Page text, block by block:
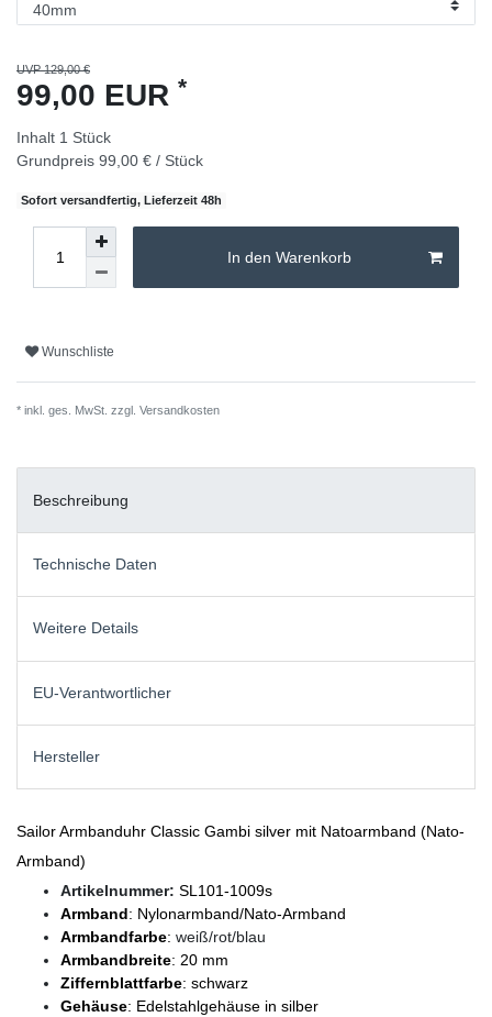
UVP 129,00 €
99,00 EUR *
Inhalt 1 Stück
Grundpreis 99,00 € / Stück
Sofort versandfertig, Lieferzeit 48h
In den Warenkorb
Wunschliste
* inkl. ges. MwSt. zzgl. Versandkosten
Beschreibung
Technische Daten
Weitere Details
EU-Verantwortlicher
Hersteller
Sailor Armbanduhr Classic Gambi silver mit Natoarmband (Nato-
Armband)
Artikelnummer: SL101-1009s
Armband: Nylonarmband/Nato-Armband
Armbandfarbe: weiß/rot/blau
Armbandbreite: 20 mm
Ziffernblattfarbe: schwarz
Gehäuse: Edelstahlgehäuse in silber